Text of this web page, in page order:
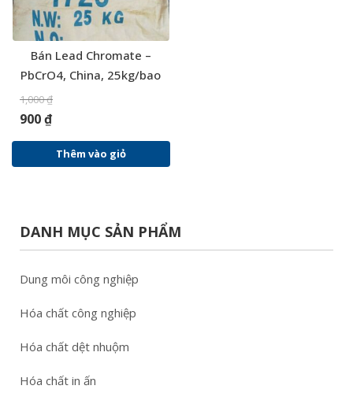
Bán Lead Chromate –
PbCrO4, China, 25kg/bao
1,000₫
900₫
Thêm vào giỏ
DANH MỤC SẢN PHẨM
Dung môi công nghiệp
Hóa chất công nghiệp
Hóa chất dệt nhuộm
Hóa chất in ấn